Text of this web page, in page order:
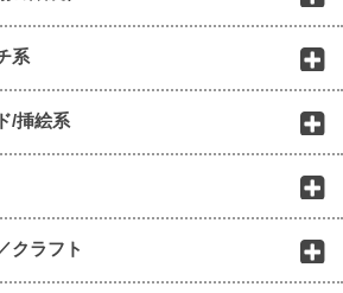
系
/挿絵系
クラフト